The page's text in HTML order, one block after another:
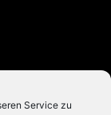
Service zu